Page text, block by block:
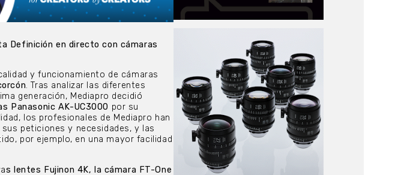
Definición en directo con cámaras
y funcionamiento de cámaras
. Tras analizar las diferentes
generación, Mediapro decidió
Panasonic AK-UC3000 por su
los profesionales de Mediapro han
peticiones y necesidades, y las
por ejemplo, en una mayor facilidad
s lentes Fujinon 4K, la cámara FT-One